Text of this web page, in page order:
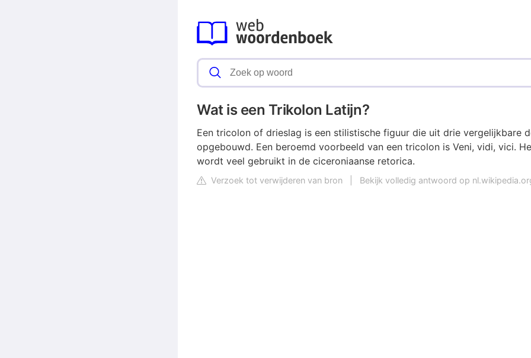
Wat is een Trikolon Latijn?
Een tricolon of drieslag is een stilistische figuur die uit drie vergelijkbare
opgebouwd. Een beroemd voorbeeld van een tricolon is Veni, vidi, vici.
wordt veel gebruikt in de ciceroniaanse retorica.
Verzoek tot verwijderen van bron Bekijk volledig antwoord op